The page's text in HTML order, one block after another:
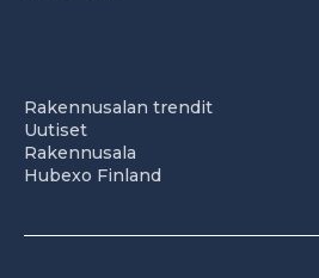
Rakennusalan trendit
Uutiset
Rakennusala
Hubexo Finland